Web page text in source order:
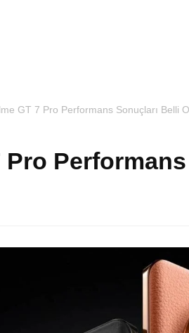
GT 7 Pro Performans Sonuçları Belli
Pro